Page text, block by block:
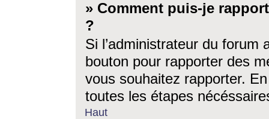
» Comment puis-je
?
Si l’administrateur du forum
bouton pour rapporter des
vous souhaitez rapporter.
toutes les étapes
Haut